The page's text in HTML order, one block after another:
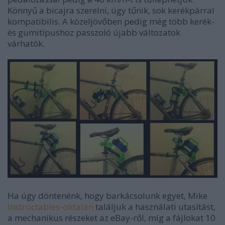
Könnyű a bicajra szerelni, úgy tűnik, sok kerékpárral
kompatibilis. A közeljövőben pedig még több kerék-
és gumitípushoz passzoló újabb változatok
várhatók.
Ha úgy döntenénk, hogy barkácsolunk egyet, Mike
Instructables-oldalán találjuk a használati utasítást,
a mechanikus részeket az eBay-ről, míg a fájlokat 10